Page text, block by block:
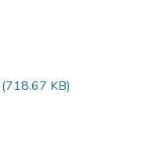
(718.67 KB)